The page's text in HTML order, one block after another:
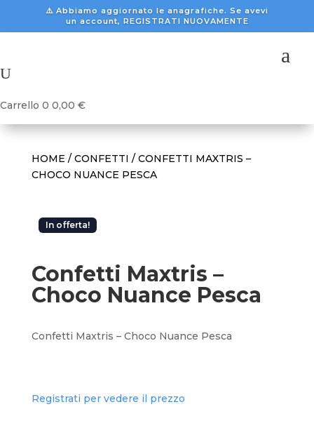
⚠️ Abbiamo aggiornato le anagrafiche. Se avevi
un account, REGISTRATI NUOVAMENTE
a
U
Carrello 0 0,00 €
HOME / CONFETTI / CONFETTI MAXTRIS –
CHOCO NUANCE PESCA
In offerta!
Confetti Maxtris –
Choco Nuance Pesca
Confetti Maxtris – Choco Nuance Pesca
Registrati per vedere il prezzo